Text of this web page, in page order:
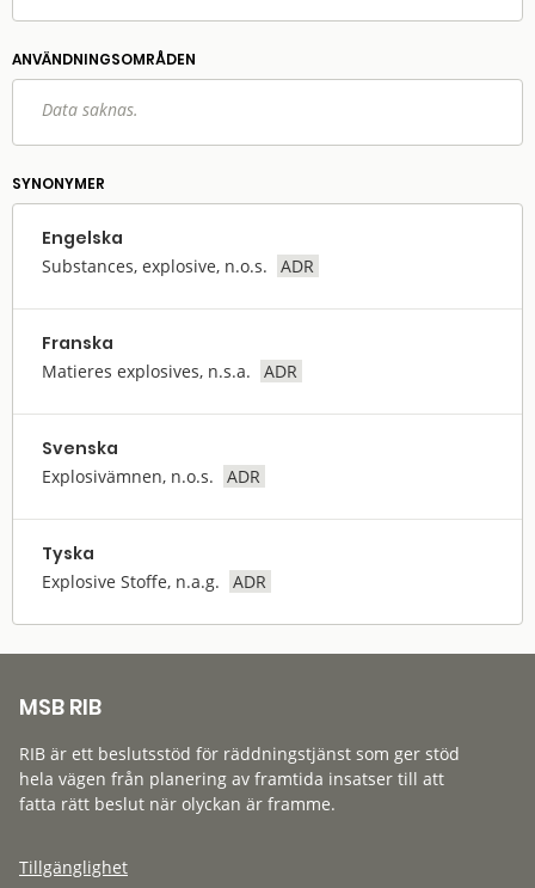
ANVÄNDNINGS­OMRÅDEN
Data saknas.
SYNONYMER
Engelska
Substances, explosive, n.o.s. ADR
Franska
Matieres explosives, n.s.a. ADR
Svenska
Explosivämnen, n.o.s. ADR
Tyska
Explosive Stoffe, n.a.g. ADR
MSB RIB
RIB är ett beslutsstöd för räddningstjänst som ger stöd
hela vägen från planering av framtida insatser till att
fatta rätt beslut när olyckan är framme.
Tillgänglighet